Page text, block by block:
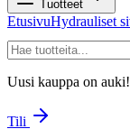
Tuotteet
EtusivuHydrauliset
Uusi kauppa on
Tili